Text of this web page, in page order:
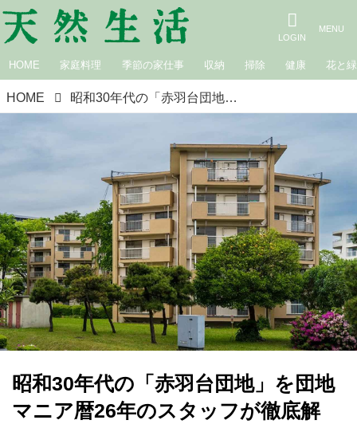
HOME 家庭料理 季節の家仕事 収納 掃除 健康 花と緑
HOME 昭和30年代の「赤羽台団地」を団地マニア暦26年のスタッフが徹底解剖。団地建築ってこんなにおもしろい！めくるめく団地の世界にようこそ
昭和30年代の「赤羽台団地」を団地
マニア暦26年のスタッフが徹底解